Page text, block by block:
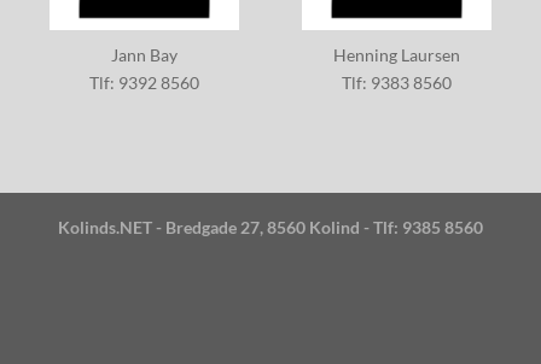
Jann Bay
Tlf: 9392 8560
Henning Laursen
Tlf: 9383 8560
Kolinds.NET - Bredgade 27, 8560 Kolind - Tlf: 9385 8560